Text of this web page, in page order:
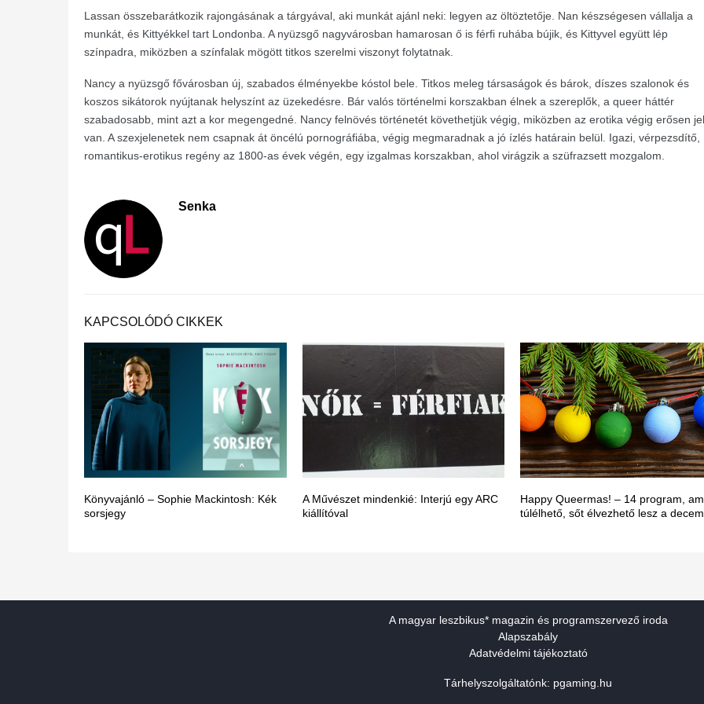
Lassan összebarátkozik rajongásának a tárgyával, aki munkát ajánl neki: legyen az öltöztetője. Nan készségesen vállalja a
munkát, és Kittyékkel tart Londonba. A nyüzsgő nagyvárosban hamarosan ő is férfi ruhába bújik, és Kittyvel együtt lép
színpadra, miközben a színfalak mögött titkos szerelmi viszonyt folytatnak.
Nancy a nyüzsgő fővárosban új, szabados élményekbe kóstol bele. Titkos meleg társaságok és bárok, díszes szalonok és
koszos sikátorok nyújtanak helyszínt az üzekedésre. Bár valós történelmi korszakban élnek a szereplők, a queer háttér
szabadosabb, mint azt a kor megengedné. Nancy felnövés történetét követhetjük végig, miközben az erotika végig erősen
van. A szexjelenetek nem csapnak át öncélú pornográfiába, végig megmaradnak a jó ízlés határain belül. Igazi, vérpezsdítő,
romantikus-erotikus regény az 1800-as évek végén, egy izgalmas korszakban, ahol virágzik a szüfrazsett mozgalom.
Senka
KAPCSOLÓDÓ CIKKEK
Könyvajánló – Sophie Mackintosh: Kék
sorsjegy
A Művészet mindenkié: Interjú egy ARC
kiállítóval
Happy Queermas! – 14 program,
túlélhető, sőt élvezhető lesz a
A magyar leszbikus* magazin és programszervező iroda
Alapszabály
Adatvédelmi tájékoztató
Tárhelyszolgáltatónk: pgaming.hu